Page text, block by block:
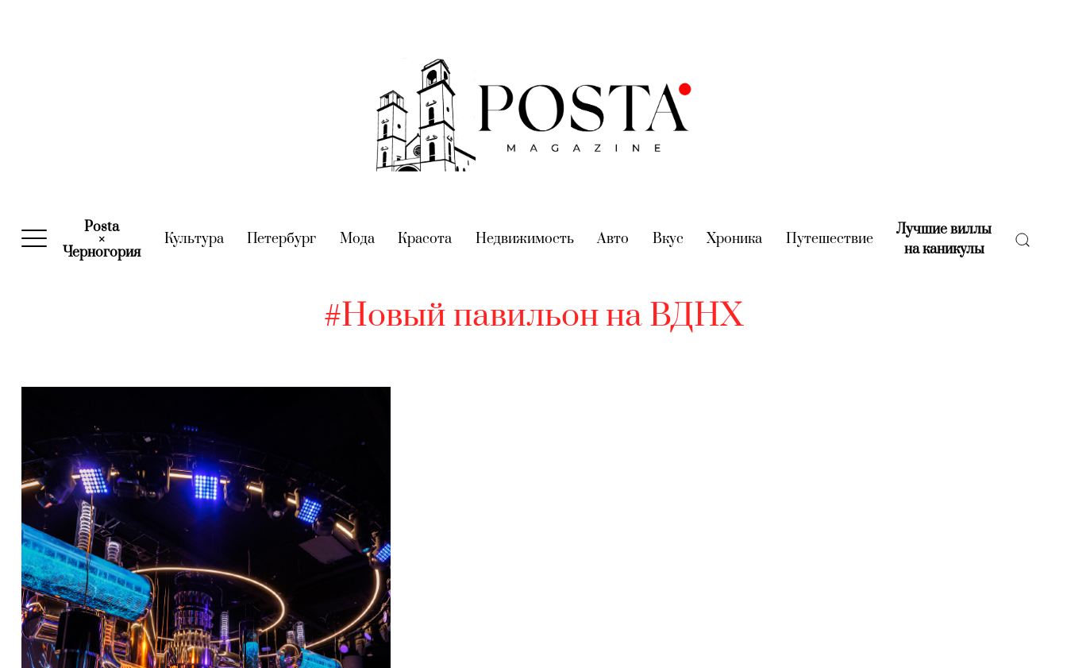
Posta
×
Черногория(current)
Культура(current)
Петербург (current)
Мода(current)
Красота (current)
Недвижимость(current)
Авто (current)
Вкус (current)
Хроника (current)
Путешествие(current)
Лучшие виллы
на каникулы(current)
#Новый павильон на ВДНХ